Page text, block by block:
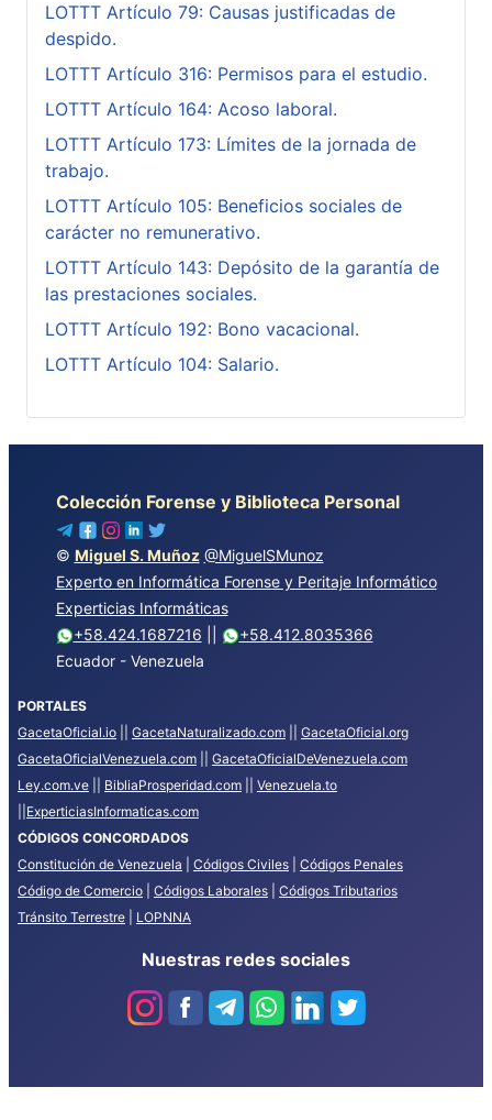
LOTTT Artículo 79: Causas justificadas de
despido.
LOTTT Artículo 316: Permisos para el estudio.
LOTTT Artículo 164: Acoso laboral.
LOTTT Artículo 173: Límites de la jornada de
trabajo.
LOTTT Artículo 105: Beneficios sociales de
carácter no remunerativo.
LOTTT Artículo 143: Depósito de la garantía de
las prestaciones sociales.
LOTTT Artículo 192: Bono vacacional.
LOTTT Artículo 104: Salario.
Colección Forense y Biblioteca Personal
© Miguel S. Muñoz @MiguelSMunoz
Experto en Informática Forense y Peritaje Informático
Experticias Informáticas
+58.424.1687216
+58.412.8035366
Ecuador - Venezuela
PORTALES
GacetaOficial.io
GacetaNaturalizado.com
GacetaOficial.org
GacetaOficialVenezuela.com
GacetaOficialDeVenezuela.com
Ley.com.ve
BibliaProsperidad.com
Venezuela.to
ExperticiasInformaticas.com
CÓDIGOS CONCORDADOS
Constitución de Venezuela
Códigos Civiles
Códigos Penales
Código de Comercio
Códigos Laborales
Códigos Tributarios
Tránsito Terrestre
LOPNNA
Nuestras redes sociales